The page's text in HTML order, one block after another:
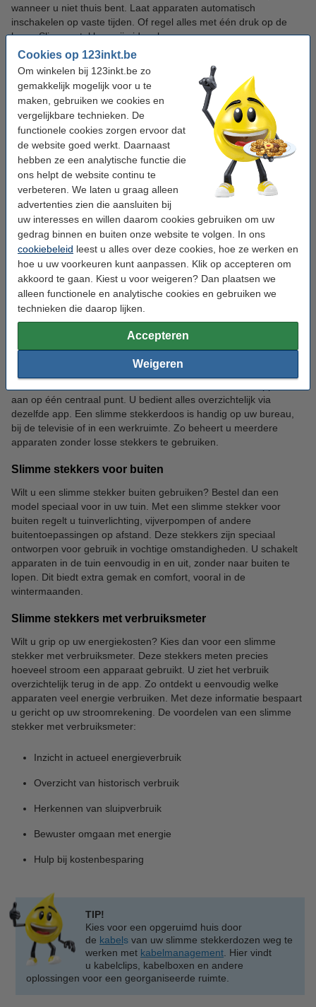
Cookies op 123inkt.be
Om winkelen bij 123inkt.be zo
gemakkelijk mogelijk voor u te
maken, gebruiken we cookies en
vergelijkbare technieken. De
functionele cookies zorgen ervoor dat
de website goed werkt. Daarnaast
hebben ze een analytische functie die
ons helpt de website continu te
verbeteren. We laten u graag alleen
advertenties zien die aansluiten bij
uw interesses en willen daarom cookies gebruiken om uw
gedrag binnen en buiten onze website te volgen. In ons
cookiebeleid leest u alles over deze cookies, hoe ze werken en
hoe u uw voorkeuren kunt aanpassen. Klik op accepteren om
akkoord te gaan. Kiest u voor weigeren? Dan plaatsen we
alleen functionele en analytische cookies en gebruiken we
technieken die daarop lijken.
Accepteren
Weigeren
wanneer u niet thuis bent. Laat apparaten automatisch
inschakelen op vaste tijden. Of regel alles met één druk op de
knop. Slimme stekkers zijn ideaal voor:
Verlichting in huis of kantoor
Koffieapparaten en keukenapparatuur
Televisies en audioapparatuur
Ventilatoren en luchtontvochtigers
Seizoensverlichting zoals kerstlampjes
Losse slimme stekkers
Wilt u één apparaat slim maken? Dan is een losse TP-Link
slimme stekker een geschikte keuze. Deze compacte stekkers
zijn eenvoudig in gebruik en snel ingesteld. U hoeft geen
technische kennis te hebben. Steek de stekker in het stopcontact,
verbind met de app en u bent klaar. Losse slimme stekkers
passen in vrijwel elk stopcontact en nemen weinig ruimte in. Ze
zijn perfect voor dagelijks gebruik in iedere ruimte van uw huis.
Slimme stekkerdozen
Wilt u meerdere apparaten tegelijk slim maken? Kies dan voor
aan op één centraal punt. U bedient alles overzichtelijk via
dezelfde app. Een slimme stekkerdoos is handig op uw bureau,
bij de televisie of in een werkruimte. Zo beheert u meerdere
apparaten zonder losse stekkers te gebruiken.
Slimme stekkers voor buiten
Wilt u een slimme stekker buiten gebruiken? Bestel dan een
model speciaal voor in uw tuin. Met een slimme stekker voor
buiten regelt u tuinverlichting, vijverpompen of andere
buitentoepassingen op afstand. Deze stekkers zijn speciaal
ontworpen voor gebruik in vochtige omstandigheden. U schakelt
apparaten in de tuin eenvoudig in en uit, zonder naar buiten te
lopen. Dit biedt extra gemak en comfort, vooral in de
wintermaanden.
Slimme stekkers met verbruiksmeter
Wilt u grip op uw energiekosten? Kies dan voor een slimme
stekker met verbruiksmeter. Deze stekkers meten precies
hoeveel stroom een apparaat gebruikt. U ziet het verbruik
overzichtelijk terug in de app. Zo ontdekt u eenvoudig welke
apparaten veel energie verbruiken. Met deze informatie bespaart
u gericht op uw stroomrekening. De voordelen van een slimme
stekker met verbruiksmeter:
Inzicht in actueel energieverbruik
Overzicht van historisch verbruik
Herkennen van sluipverbruik
Bewuster omgaan met energie
Hulp bij kostenbesparing
TIP!
Kies voor een opgeruimd huis door
de kabels van uw slimme stekkerdozen weg te
werken met kabelmanagement . Hier vindt
u kabelclips, kabelboxen en andere
oplossingen voor een georganiseerde ruimte.